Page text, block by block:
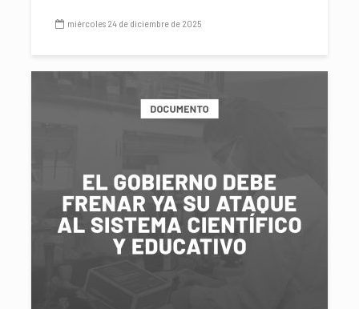
miércoles 24 de diciembre de 2025